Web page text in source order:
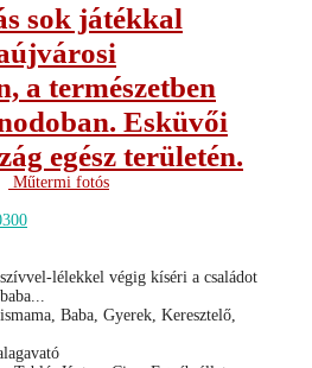
sok játékkal
a természetben
Esküvői
egész területén.
Műtermi fotós
lélekkel végig kíséri a családot
Baba, Gyerek, Keresztelő,